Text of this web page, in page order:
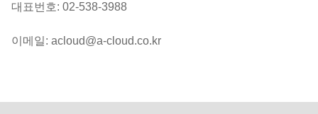
대표번호: 02-538-3988
이메일: acloud@a-cloud.co.kr